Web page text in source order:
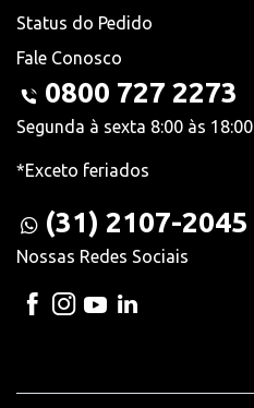
Status do Pedido
Fale Conosco
0800 727 2273
Segunda à sexta 8:00 às 18:00
*Exceto feriados
(31) 2107-2045
Nossas Redes Sociais